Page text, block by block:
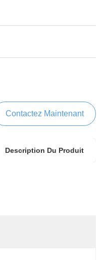
Contactez Maintenant
Description Du Produit